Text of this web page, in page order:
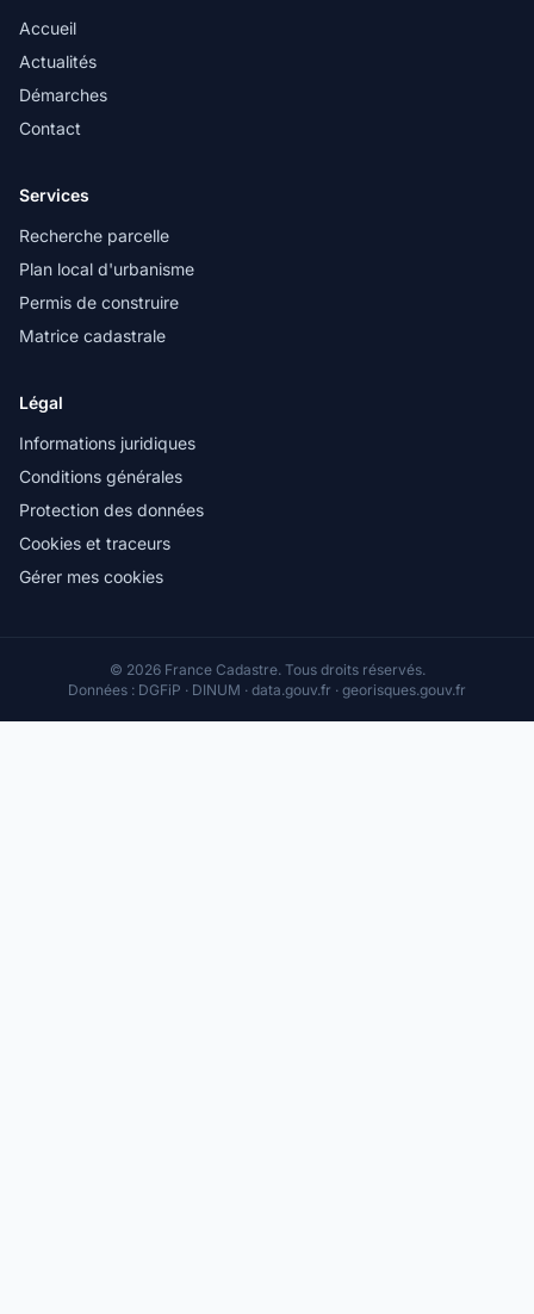
Accueil
Actualités
Démarches
Contact
Services
Recherche parcelle
Plan local d'urbanisme
Permis de construire
Matrice cadastrale
Légal
Informations juridiques
Conditions générales
Protection des données
Cookies et traceurs
Gérer mes cookies
© 2026 France Cadastre. Tous droits réservés.
Données : DGFiP · DINUM · data.gouv.fr · georisques.gouv.fr